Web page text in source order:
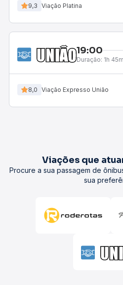
9,3 Viação Platina
19:00
Duração: 1h 45m
8,0 Viação Expresso União
Viações que
Procure a sua passagem de
sua